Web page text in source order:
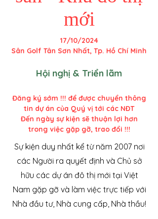
mới
17/10/2024
Sân Golf Tân Sơn Nhất, Tp. Hồ Chí Minh
Hội nghị & Triển lãm
Đăng ký sớm !!! để được chuyển thông
tin dự án của Quý vị tới các NĐT
Đến ngày sự kiện sẽ thuận lợi h ơn
trong việc gặp gỡ, trao đổi !!!
Sự kiện duy nhất kể từ năm 2007 nơi
các Người ra quyết định và Chủ sở
hữu các dự án đô thị mới tại Việt
Nam gặp gỡ và làm việc trực tiếp với
Nhà đầu tư, Nhà cung cấp, Nhà thầu!